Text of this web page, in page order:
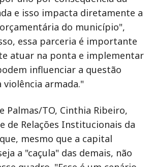
e isso impacta diretamente a
do município",
essa parceria é importante
atuar na ponta e implementar
influenciar a questão
armada."
Palmas/TO, Cinthia Ribeiro,
de Relações Institucionais da
mesmo que a capital
a "caçula" das demais, não